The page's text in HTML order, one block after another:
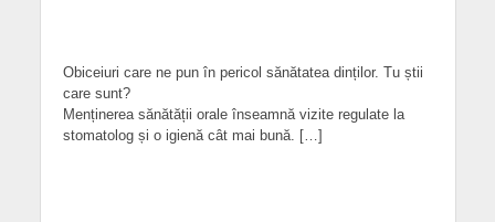
Obiceiuri care ne pun în pericol sănătatea dinților. Tu știi
care sunt?
Menținerea sănătății orale înseamnă vizite regulate la
stomatolog și o igienă cât mai bună. […]